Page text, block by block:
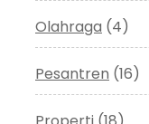
Olahraga (4)
Pesantren (16)